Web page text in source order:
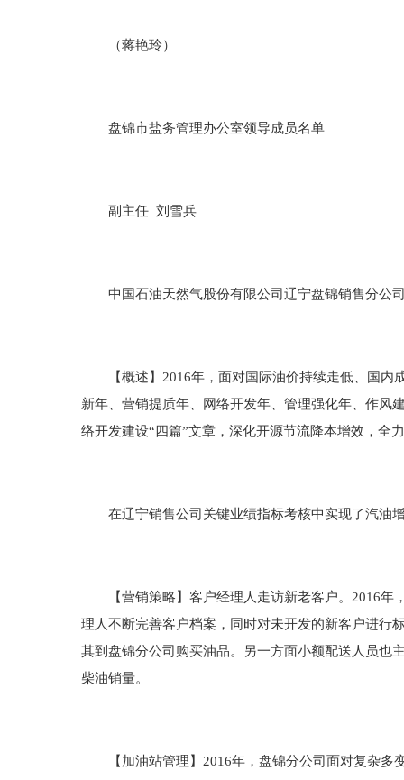
（蒋艳玲）
盘锦市盐务管理办公室领导成员名单
副主任 刘雪兵
中国石油天然气股份有限公司辽宁盘锦销售分公
【概述】2016年，面对国际油价持续走低、国内
新年、营销提质年、网络开发年、管理强化年、作风
络开发建设“四篇”文章，深化开源节流降本增效，全
在辽宁销售公司关键业绩指标考核中实现了汽油增
【营销策略】客户经理人走访新老客户。2016年
理人不断完善客户档案，同时对未开发的新客户进行
其到盘锦分公司购买油品。另一方面小额配送人员也
柴油销量。
【加油站管理】2016年，盘锦分公司面对复杂多